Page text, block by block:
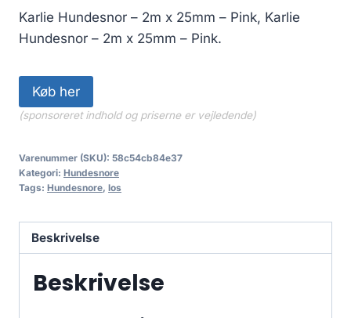
pris
pris
Karlie Hundesnor – 2m x 25mm – Pink, Karlie
Hundesnor – 2m x 25mm – Pink.
Køb her
(sponsoreret indhold og priserne er vejledende)
Varenummer (SKU): 58c54cb84e37
Kategori: Hundesnore
Tags: Hundesnore, los
Beskrivelse
Beskrivelse